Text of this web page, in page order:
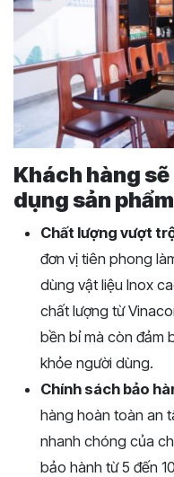
Khách hàng
dụng sản
Chất lượng vượt
đơn vị tiên phong
dùng vật liệu Inox
chất lượng từ
bền bỉ mà còn đảm
khỏe người dùng.
Chính sách bảo
hàng hoàn toàn an
nhanh chóng của
bảo hành từ 5 đến